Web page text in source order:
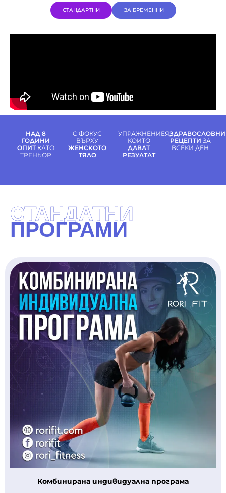
СТАНДАРТНИ ЗА БРЕМЕННИ
НАД 8
ГОДИНИ
ОПИТ КАТО
ТРЕНЬОР
С ФОКУС
ВЪРХУ
ЖЕНСКОТО
ТЯЛО
УПРАЖНЕНИЕЯ,
КОИТО
ДАВАТ
РЕЗУЛТАТ
ЗДРАВОСЛОВНИ
РЕЦЕПТИ ЗА
ВСЕКИ ДЕН
СТАНДАТНИ
ПРОГРАМИ
Комбинирана индивидуална програма